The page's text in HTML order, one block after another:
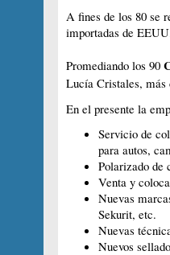
A fines de los 80 se
importadas de
Promediando los 90
Lucía Cristales,
En el presente la
Servicio de
para autos,
Polarizado de
Venta y
Nuevas
Sekurit, etc.
Nuevas
Nuevos